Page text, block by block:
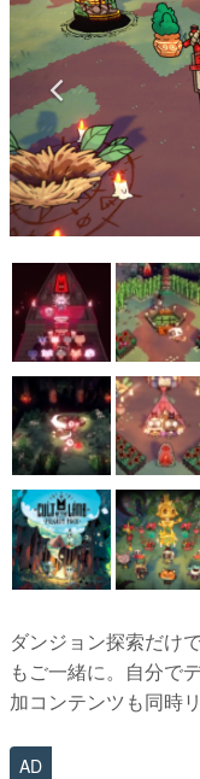
ゲーム
「経験値
の起源や
イニーP
カテゴリ
特集記事
マンガ
女性向け
アプリレビュー
その他
電ファミニコゲーマー
運営：株式会社マレ
ダンジョン探索だけ
もご一緒に。自分で
加コンテンツも同時
AD